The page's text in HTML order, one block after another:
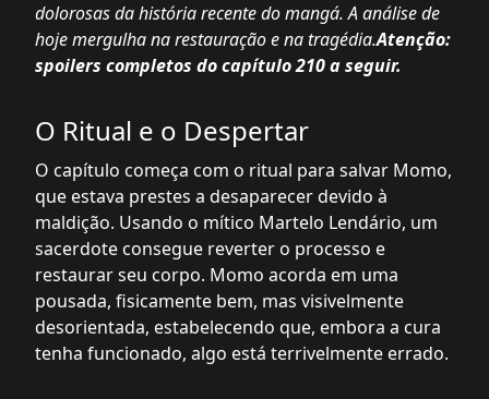
dolorosas da história recente do mangá. A análise de
hoje mergulha na restauração e na tragédia.Atenção:
spoilers completos do capítulo 210 a seguir.
O Ritual e o Despertar
O capítulo começa com o ritual para salvar Momo,
que estava prestes a desaparecer devido à
maldição. Usando o mítico Martelo Lendário, um
sacerdote consegue reverter o processo e
restaurar seu corpo. Momo acorda em uma
pousada, fisicamente bem, mas visivelmente
desorientada, estabelecendo que, embora a cura
tenha funcionado, algo está terrivelmente errado.